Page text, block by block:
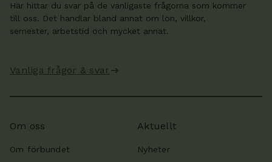
Här hittar du svar på de vanligaste frågorna som kommer
till oss. Det handlar bland annat om lön, villkor,
semester, arbetstid och mycket annat.
Vanliga frågor & svar
Om oss
Om förbundet
Aktuellt
Nyheter